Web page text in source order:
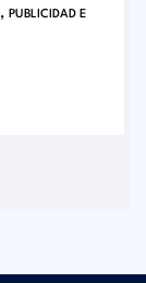
, PUBLICIDAD E